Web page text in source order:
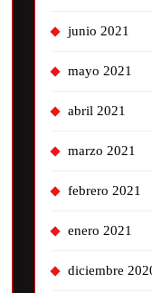
junio 2021
mayo 2021
abril 2021
marzo 2021
febrero 2021
enero 2021
diciembre